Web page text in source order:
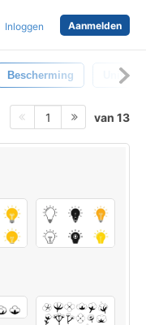
Inloggen Aanmelden
Bescherming Uniform
1 van 13